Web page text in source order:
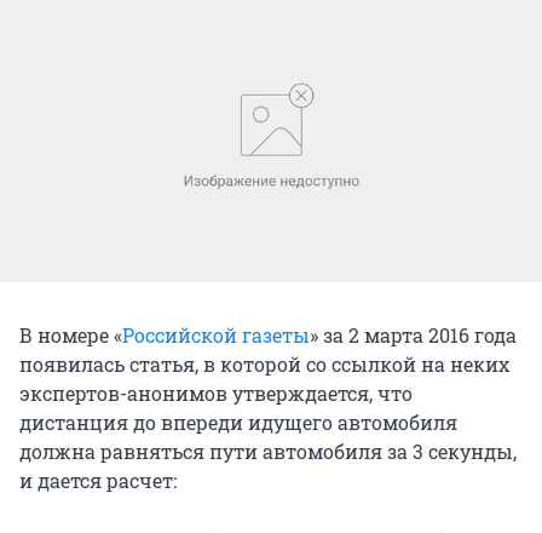
В номере «Российской газеты» за 2 марта 2016 года
появилась статья, в которой со ссылкой на неких
экспертов-анонимов утверждается, что
дистанция до впереди идущего автомобиля
должна равняться пути автомобиля за 3 секунды,
и дается расчет: